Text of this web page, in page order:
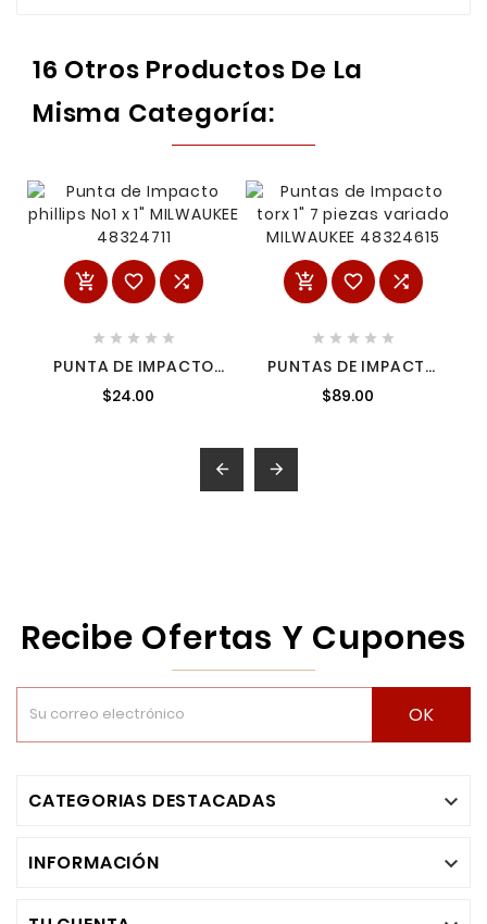
16 Otros Productos De La
Misma Categoría:
  
    
PUNTA DE IMPACTO
PHILLIPS NO1 X 1"
MILWAUKEE 48324711
$24.00
  
    
PUNTAS DE IMPACTO
TORX 1" 7 PIEZAS
VARIADO MILWAUKEE
$89.00
 
Recibe Ofertas Y Cupones
OK
CATEGORIAS DESTACADAS 
INFORMACIÓN 